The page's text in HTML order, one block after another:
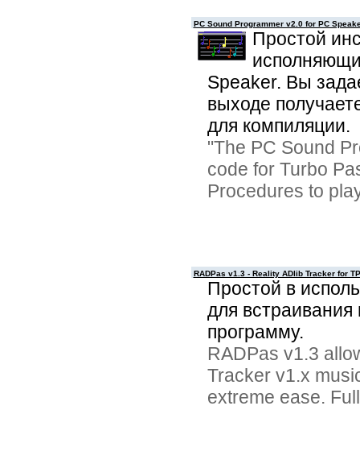
PC Sound Programmer v2.0 for PC
Простой
Speaker. Вы
выходе
для компиляции.
"The PC Sound
code for Turbo
Procedures to
RADPas v1.3 - Reality ADlib Tracker for
Простой в
для
программу.
RADPas v1.3
Tracker v1.x
extreme ease.